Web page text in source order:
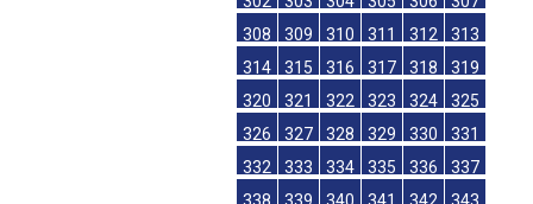
308
309 310 311 312
313
314
315 316 317 318
319
320
321 322 323 324
325
326
327 328 329 330
331
332
333 334 335 336
337